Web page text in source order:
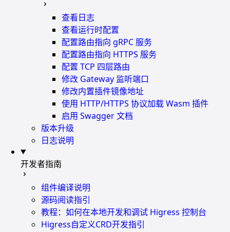
查看日志
查看运行时配置
配置路由指向 gRPC 服务
配置路由指向 HTTPS 服务
配置 TCP 四层路由
修改 Gateway 监听端口
修改内置插件镜像地址
使用 HTTP/HTTPS 协议加载 Wasm 插件
启用 Swagger 文档
版本升级
日志说明
开发者指南
组件编译说明
源码阅读指引
教程：如何在本地开发和调试 Higress 控制台
Higress自定义CRD开发指引